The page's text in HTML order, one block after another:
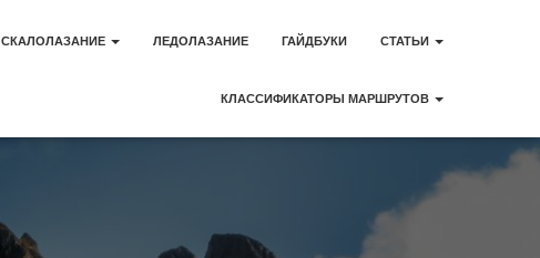
СКАЛОЛАЗАНИЕ ЛЕДОЛАЗАНИЕ ГАЙДБУКИ СТАТЬИ
КЛАССИФИКАТОРЫ МАРШРУТОВ